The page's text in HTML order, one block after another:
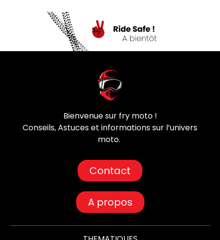
Bienvenue sur fry moto !
Conseils, Astuces et informations sur l’univers
moto.
Contact
A propos